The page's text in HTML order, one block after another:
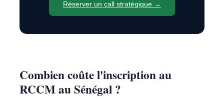
Réserver un call stratégique →
Combien coûte l'inscription au
RCCM au Sénégal ?